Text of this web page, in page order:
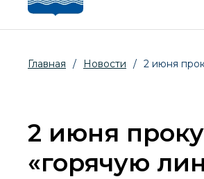
Главная / Новости / 2 июня
2 июня
«горячую